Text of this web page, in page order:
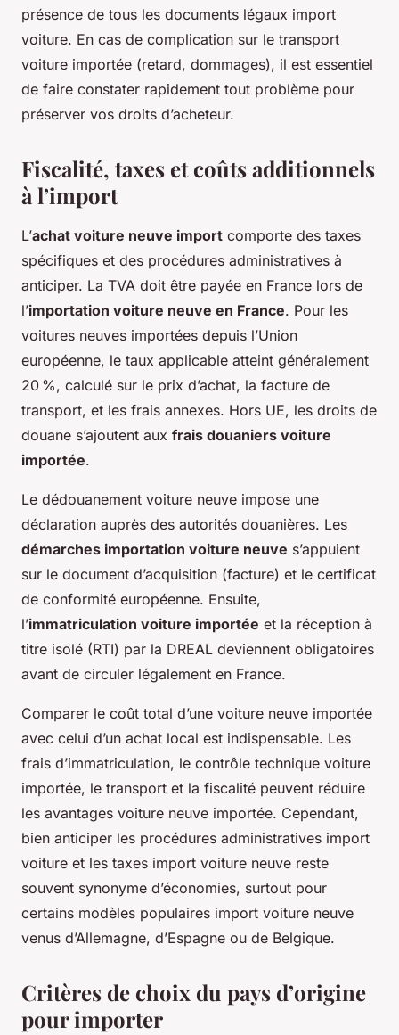
présence de tous les documents légaux import
voiture. En cas de complication sur le transport
voiture importée (retard, dommages), il est essentiel
de faire constater rapidement tout problème pour
préserver vos droits d’acheteur.
Fiscalité, taxes et coûts additionnels
à l’import
L’achat voiture neuve import comporte des taxes
spécifiques et des procédures administratives à
anticiper. La TVA doit être payée en France lors de
l’importation voiture neuve en France. Pour les
voitures neuves importées depuis l’Union
européenne, le taux applicable atteint généralement
20 %, calculé sur le prix d’achat, la facture de
transport, et les frais annexes. Hors UE, les droits de
douane s’ajoutent aux frais douaniers voiture
importée.
Le dédouanement voiture neuve impose une
déclaration auprès des autorités douanières. Les
démarches importation voiture neuve s’appuient
sur le document d’acquisition (facture) et le certificat
de conformité européenne. Ensuite,
l’immatriculation voiture importée et la réception à
titre isolé (RTI) par la DREAL deviennent obligatoires
avant de circuler légalement en France.
Comparer le coût total d’une voiture neuve importée
avec celui d’un achat local est indispensable. Les
frais d’immatriculation, le contrôle technique voiture
importée, le transport et la fiscalité peuvent réduire
les avantages voiture neuve importée. Cependant,
bien anticiper les procédures administratives import
voiture et les taxes import voiture neuve reste
souvent synonyme d’économies, surtout pour
certains modèles populaires import voiture neuve
venus d’Allemagne, d’Espagne ou de Belgique.
Critères de choix du pays d’origine
pour importer